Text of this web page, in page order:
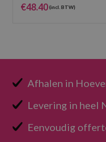
€48.40(incl. BTW)
Afhalen in
Levering in heel
Eenvoudig